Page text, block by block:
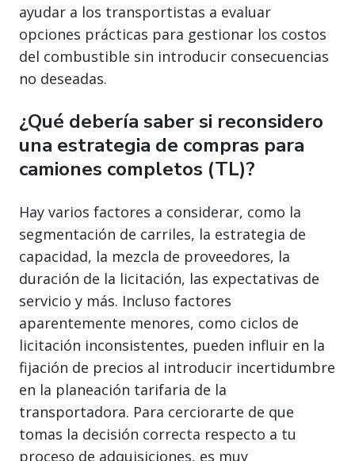
ayudar a los transportistas a evaluar
opciones prácticas para gestionar los costos
del combustible sin introducir consecuencias
no deseadas.
¿Qué debería saber si reconsidero
una estrategia de compras para
camiones completos (TL)?
Hay varios factores a considerar, como la
segmentación de carriles, la estrategia de
capacidad, la mezcla de proveedores, la
duración de la licitación, las expectativas de
servicio y más. Incluso factores
aparentemente menores, como ciclos de
licitación inconsistentes, pueden influir en la
fijación de precios al introducir incertidumbre
en la planeación tarifaria de la
transportadora. Para cerciorarte de que
tomas la decisión correcta respecto a tu
proceso de adquisiciones, es muy